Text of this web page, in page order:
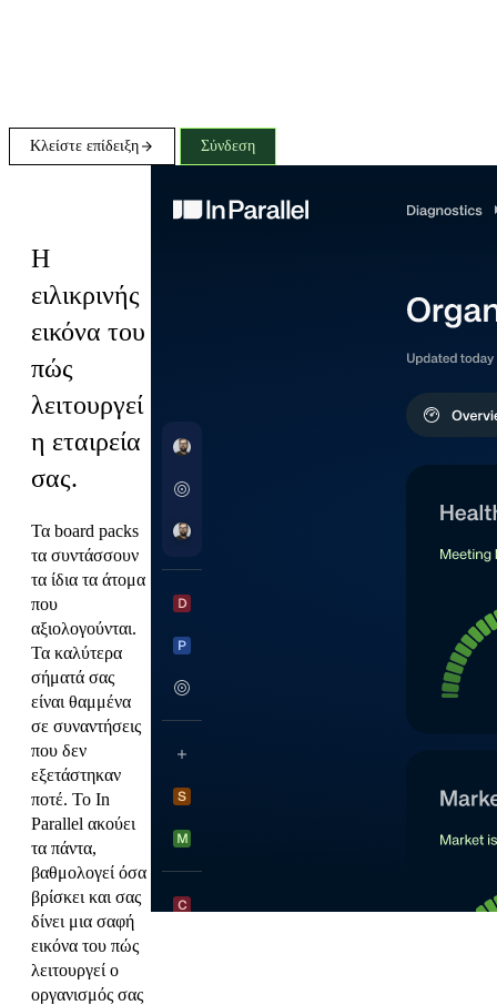
Κλείστε επίδειξη Σύνδεση
Η
ειλικρινής
εικόνα του
πώς
λειτουργεί
η εταιρεία
σας.
Τα board packs
τα συντάσσουν
τα ίδια τα άτομα
που
αξιολογούνται.
Τα καλύτερα
σήματά σας
είναι θαμμένα
σε συναντήσεις
που δεν
εξετάστηκαν
ποτέ. Το In
Parallel ακούει
τα πάντα,
βαθμολογεί όσα
βρίσκει και σας
δίνει μια σαφή
εικόνα του πώς
λειτουργεί ο
οργανισμός σας